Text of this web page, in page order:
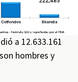
a 12.633.161
hombres y